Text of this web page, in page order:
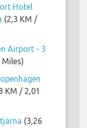
Hotel
(2,3 KM /
Airport - 3
Miles)
KM / 2,01
(3,26